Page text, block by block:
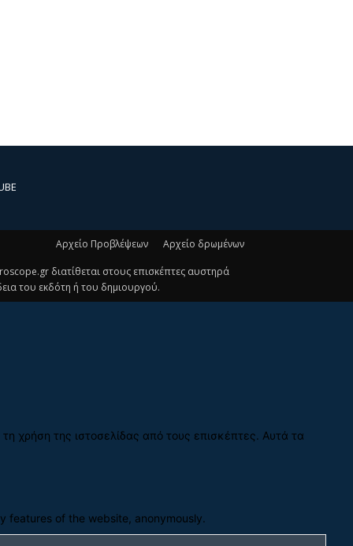
Αρχείο Προβλέψεων Αρχείο δρωμένων
διατίθεται στους επισκέπτες αυστηρά
του εκδότη ή του δημιουργού.
χρήση της ιστοσελίδας από τους επισκέπτες. Αυτά τα
features of the website, anonymously.